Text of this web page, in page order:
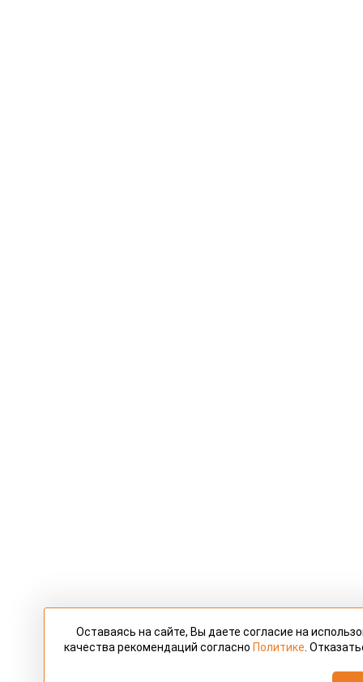
Оставаясь на сайте, Вы даете согласие на
качества рекомендаций согласно Политике .